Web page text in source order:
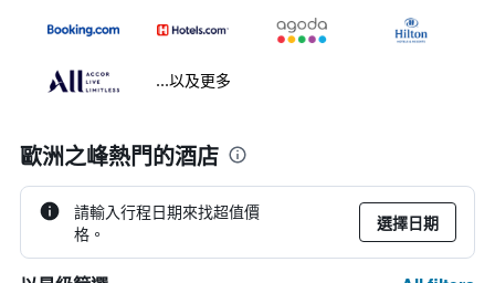
...以及更多
歐洲之峰熱門的酒店
請輸入行程日期來找超值價
格。
選擇日期